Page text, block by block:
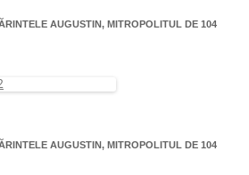
AUGUSTIN, MITROPOLITUL DE 104
AUGUSTIN, MITROPOLITUL DE 104